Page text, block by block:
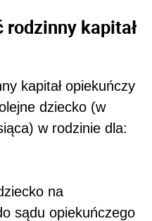
kapitał
kapitał opiekuńczy
dziecko (w
w rodzinie dla:
na
sądu opiekuńczego